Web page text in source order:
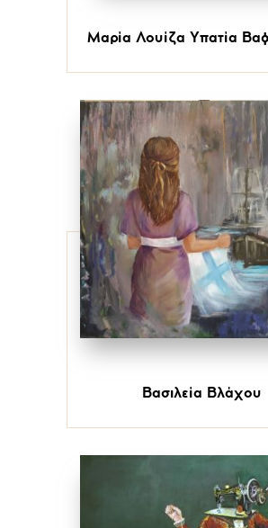
Μαρία Λουίζα Υπατία
Βασιλεία Βλάχου